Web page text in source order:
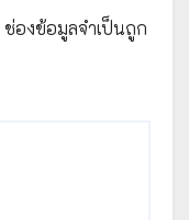
ช่องข้อมูลจำเป็นถูก